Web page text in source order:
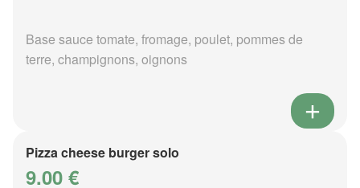
Base sauce tomate, fromage, poulet, pommes de
terre, champignons, oignons
Pizza cheese burger solo
9.00 €